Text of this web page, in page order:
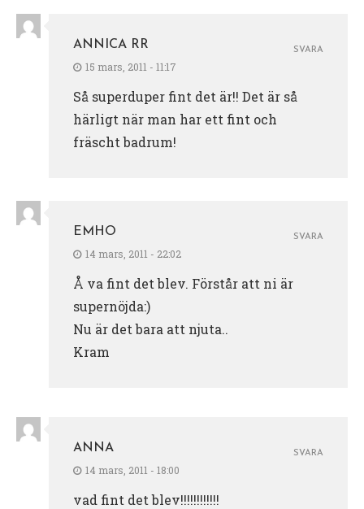
ANNICA RR
15 mars, 2011 - 11:17
Så superduper fint det är!! Det är så
härligt när man har ett fint och
fräscht badrum!
SVARA
EMHO
14 mars, 2011 - 22:02
Å va fint det blev. Förstår att ni är
supernöjda:)
Nu är det bara att njuta..
Kram
SVARA
ANNA
14 mars, 2011 - 18:00
vad fint det blev!!!!!!!!!!!!
SVARA